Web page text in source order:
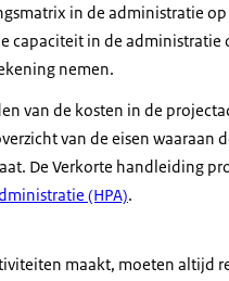
in de administratie
capaciteit in de
nemen.
van de kosten in de
van de eisen
De Verkorte handleiding
(HPA).
maakt, moeten altijd